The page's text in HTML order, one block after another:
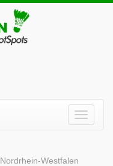
Nordrhein-Westfalen